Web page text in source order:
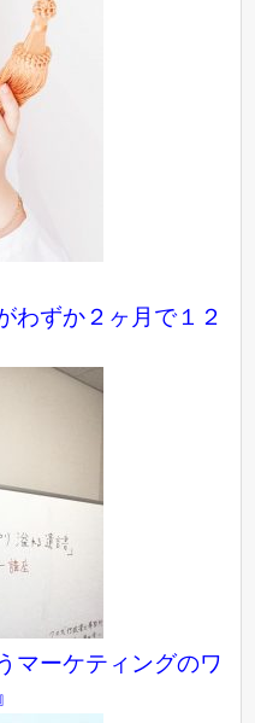
わずか２ヶ月で１２
マーケティングのワ